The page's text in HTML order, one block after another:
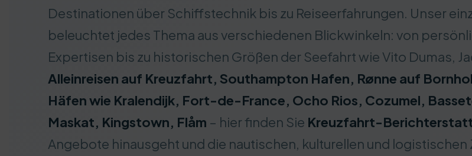
Destinationen über Schiffstechnik bis zu Reiseerfahrungen. Unser
beleuchtet jedes Thema aus verschiedenen Blickwinkeln: von
Expertisen bis zu historischen Größen der Seefahrt wie Vito Dumas,
Alleinreisen auf Kreuzfahrt, Southampton Hafen, Rønne auf
Häfen wie Kralendijk, Fort-de-France, Ocho Rios, Cozumel,
Maskat, Kingstown, Flåm – hier finden Sie Kreuzfahrt-
Angebote hinausgeht und die nautischen, kulturellen und